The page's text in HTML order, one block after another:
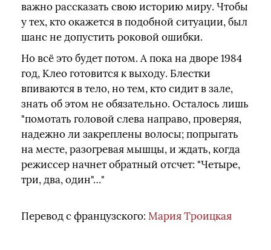
важно рассказать свою историю миру. Чтобы
у тех, кто окажется в подобной ситуации, был
шанс не допустить роковой ошибки.
Но всё это будет потом. А пока на дворе 1984
год, Клео готовится к выходу. Блестки
впиваются в тело, но тем, кто сидит в зале,
знать об этом не обязательно. Осталось лишь
"помотать головой слева направо, проверяя,
надежно ли закреплены волосы; попрыгать
на месте, разогревая мышцы, и ждать, когда
режиссер начнет обратный отсчет: "Четыре,
три, два, один"…"
Перевод с французского: Мария Троицкая